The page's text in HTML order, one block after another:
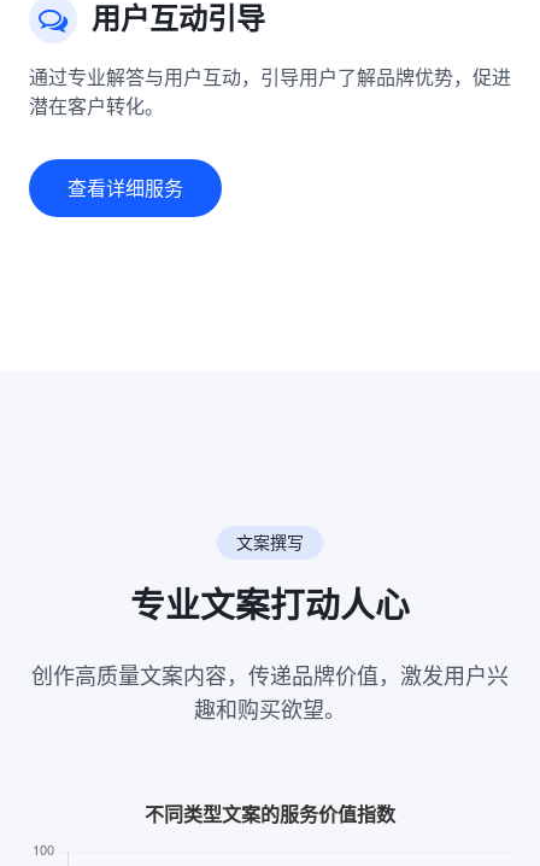
用户互动引导
通过专业解答与用户互动，引导用户了解品牌优势，促进
潜在客户转化。
查看详细服务
文案撰写
专业文案打动人心
创作高质量文案内容，传递品牌价值，激发用户兴
趣和购买欲望。